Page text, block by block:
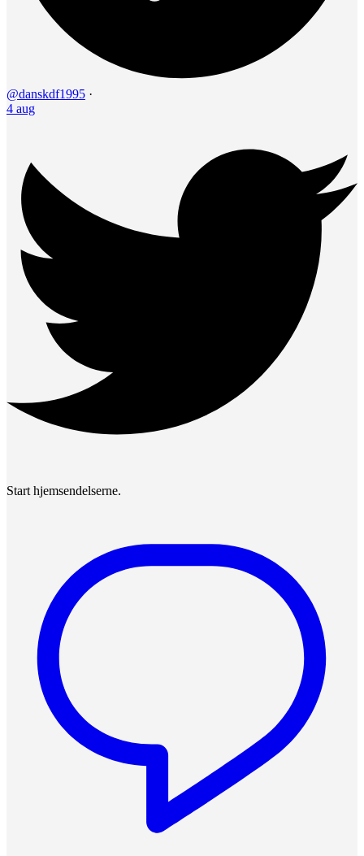
@danskdf1995 ·
4 aug
Start hjemsendelserne.